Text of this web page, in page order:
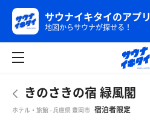
サウナイキタイのアプリ
地図からサウナが探せる！
きのさきの宿 緑風閣
ホテル・旅館 - 兵庫県 豊岡市 宿泊者限定